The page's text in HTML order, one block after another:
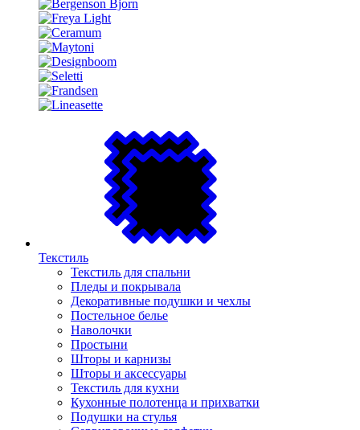
Текстиль
Текстиль для спальни
Пледы и покрывала
Декоративные подушки и чехлы
Постельное белье
Наволочки
Простыни
Шторы и карнизы
Шторы и аксессуары
Текстиль для кухни
Кухонные полотенца и прихватки
Подушки на стулья